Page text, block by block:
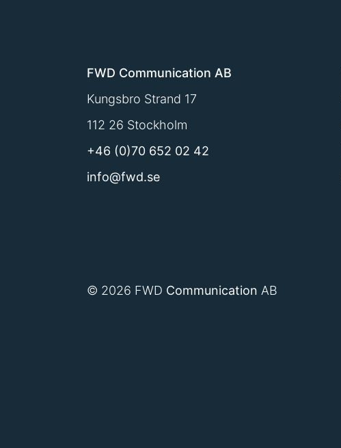
FWD Communication AB
Kungsbro Strand 17
112 26 Stockholm
+46 (0)70 652 02 42
info@fwd.se
© 2026 FWD Communication AB